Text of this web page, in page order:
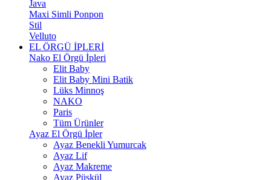
Java
Maxi Simli Ponpon
Stil
Velluto
EL ÖRGÜ İPLERİ
Nako El Örgü İpleri
Elit Baby
Elit Baby Mini Batik
Lüks Minnoş
NAKO
Paris
Tüm Ürünler
Ayaz El Örgü İpler
Ayaz Benekli Yumurcak
Ayaz Lif
Ayaz Makreme
Ayaz Püskül